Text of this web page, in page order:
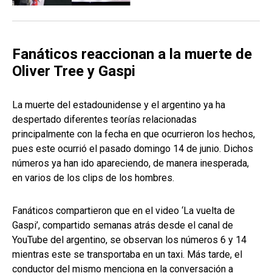
Fanáticos reaccionan a la muerte de
Oliver Tree y Gaspi
La muerte del estadounidense y el argentino ya ha
despertado diferentes teorías relacionadas
principalmente con la fecha en que ocurrieron los hechos,
pues este ocurrió el pasado domingo 14 de junio. Dichos
números ya han ido apareciendo, de manera inesperada,
en varios de los clips de los hombres.
Fanáticos compartieron que en el video ‘La vuelta de
Gaspi’, compartido semanas atrás desde el canal de
YouTube del argentino, se observan los números 6 y 14
mientras este se transportaba en un taxi. Más tarde, el
conductor del mismo menciona en la conversación a